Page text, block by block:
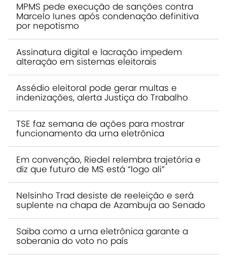
MPMS pede execução de sanções contra
Marcelo Iunes após condenação definitiva
por nepotismo
Assinatura digital e lacração impedem
alteração em sistemas eleitorais
Assédio eleitoral pode gerar multas e
indenizações, alerta Justiça do Trabalho
TSE faz semana de ações para mostrar
funcionamento da urna eletrônica
Em convenção, Riedel relembra trajetória e
diz que futuro de MS está “logo ali”
Nelsinho Trad desiste de reeleição e será
suplente na chapa de Azambuja ao Senado
Saiba como a urna eletrônica garante a
soberania do voto no país